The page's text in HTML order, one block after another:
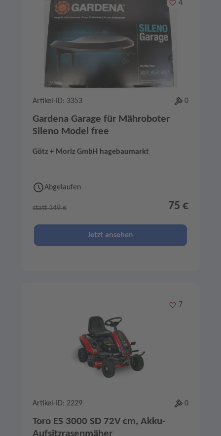
Merken
4
Artikel-ID: 3353 0
Gardena Garage für Mähroboter
Sileno Model free
Götz + Moriz GmbH hagebaumarkt
Abgelaufen
statt 149 € 75 €
Jetzt ansehen
Merken
7
Artikel-ID: 2229 0
Toro ES 3000 SD 72V cm, Akku-
Aufsitzrasenmäher